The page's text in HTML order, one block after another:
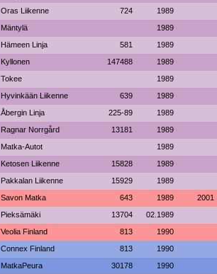
Oras Liikenne 724 1989
Mäntylä 1989
Hämeen Linja 581 1989
Kyllonen 147488 1989
Tokee 1989
Hyvinkään Liikenne 639 1989
Åbergin Linja 225-89 1989
Ragnar Norrgård 13181 1989
Matka-Autot 1989
Ketosen Liikenne 15828 1989
Pakkalan Liikenne 15929 1989
Savon Matka 643 1989 2001
Pieksämäki 13704 02.1989
Veolia Finland 813 1990
Connex Finland 813 1990
MatkaPeura 30178 1990